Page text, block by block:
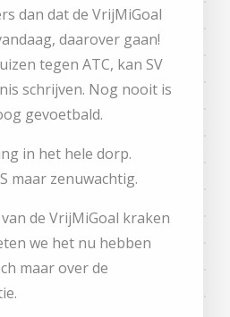
dan dat de VrijMiGoal
daarover gaan!
tegen ATC, kan SV
schrijven. Nog nooit is
gevoetbald.
in het hele dorp.
maar zenuwachtig.
de VrijMiGoal kraken
we het nu hebben
maar over de